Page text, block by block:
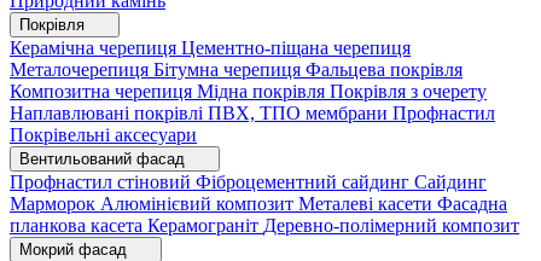
Покрівля
Керамічна черепиця Цементно-піщана черепиця
Металочерепиця Бітумна черепиця Фальцева покрівля
Композитна черепиця Мідна покрівля Покрівля з очерету
Наплавлювані покрівлі ПВХ, ТПО мембрани Профнастил
Покрівельні аксесуари
Вентильований фасад
Профнастил стіновий Фіброцементний сайдинг Сайдинг
Марморок Алюмінієвий композит Металеві касети Фасадна
планкова касета Керамограніт Деревно-полімерний композит
Мокрий фасад